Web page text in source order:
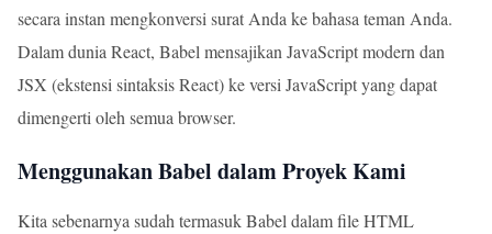
secara instan mengkonversi surat Anda ke bahasa teman Anda.
Dalam dunia React, Babel mensajikan JavaScript modern dan
JSX (ekstensi sintaksis React) ke versi JavaScript yang dapat
dimengerti oleh semua browser.
Menggunakan Babel dalam Proyek Kami
Kita sebenarnya sudah termasuk Babel dalam file HTML